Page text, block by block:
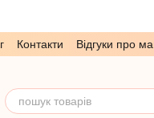
Контакти
Відгуки про